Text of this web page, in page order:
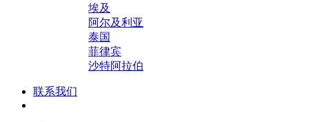
埃及
阿尔及利亚
泰国
菲律宾
沙特阿拉伯
联系我们